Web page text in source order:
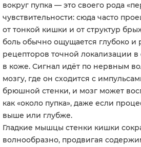
вокруг пупка — это своего рода
чувствительности: сюда часто
от тонкой кишки и от структур
боль обычно ощущается глубоко и
рецепторов точной локализации
в коже. Сигнал идёт по нервным
мозгу, где он сходится с
брюшной стенки, и мозг может
как «около пупка», даже если
выше или глубже.
Гладкие мышцы стенки кишки
волнообразно, продвигая